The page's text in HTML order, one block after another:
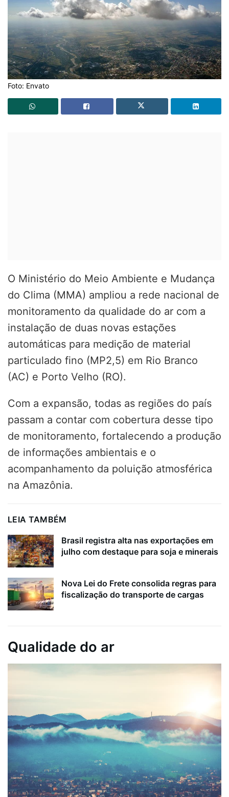
Foto: Envato
O Ministério do Meio Ambiente e Mudança
do Clima (MMA) ampliou a rede nacional de
monitoramento da qualidade do ar com a
instalação de duas novas estações
automáticas para medição de material
particulado fino (MP2,5) em Rio Branco
(AC) e Porto Velho (RO).
Com a expansão, todas as regiões do país
passam a contar com cobertura desse tipo
de monitoramento, fortalecendo a produção
de informações ambientais e o
acompanhamento da poluição atmosférica
na Amazônia.
LEIA TAMBÉM
Brasil registra alta nas exportações em
julho com destaque para soja e minerais
Nova Lei do Frete consolida regras para
fiscalização do transporte de cargas
Qualidade do ar